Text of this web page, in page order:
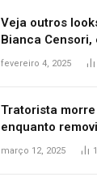
Veja outros
Bianca Censori,
West que
fevereiro 4, 2025
Tratorista
enquanto
ribanceira de
março 12, 2025